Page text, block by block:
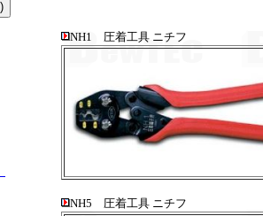
NH1 圧着工具 ニチフ
NH5 圧着工具 ニチフ